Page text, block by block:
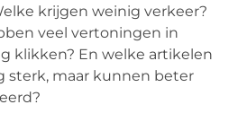
krijgen weinig verkeer?
veel vertoningen in
klikken? En welke artikelen
sterk, maar kunnen beter